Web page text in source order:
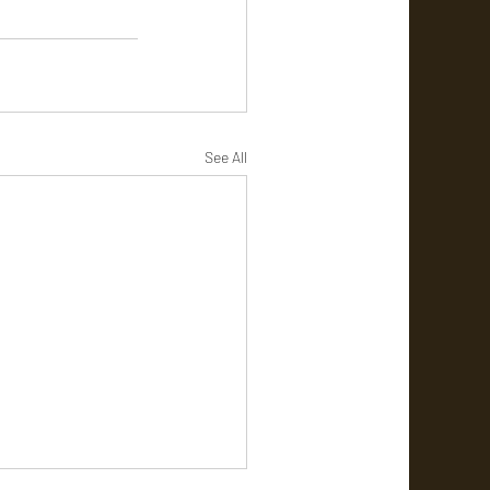
See All